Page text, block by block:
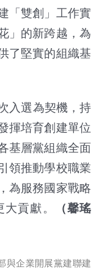
「雙創」工作實
」的新跨越，為
了堅實的組織基
入選為契機，持
揮培育創建單位
基層黨組織全面
領推動學校職業
為服務國家戰略
貢獻。
（馨瑤
與企業開展黨建聯建